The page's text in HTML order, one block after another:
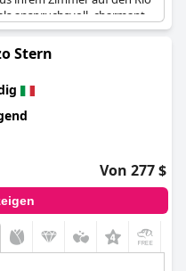
anspruchsvoll, charmant
für einen komfortablen und
Garten verleiht dem
Hauch von
venezianischen Stil
romantischen
Stern
Von 277 $